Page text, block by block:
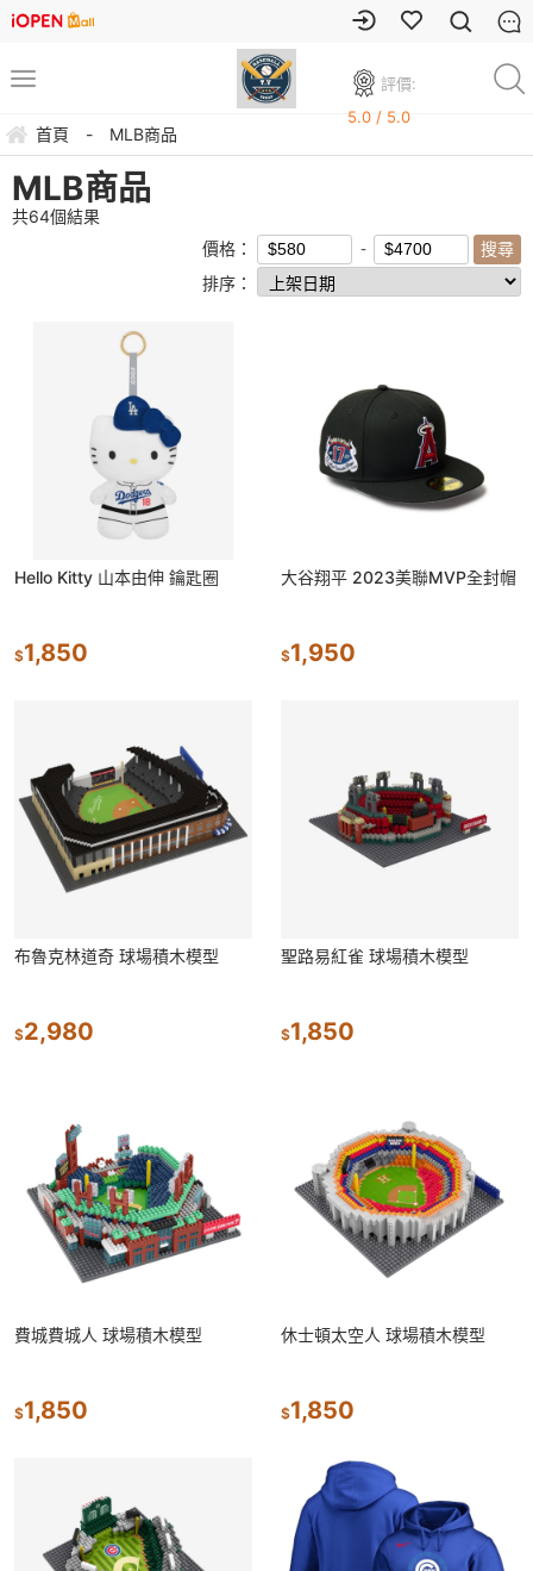
評價:
5.0 / 5.0
首頁 - MLB商品
MLB商品
共64個結果
價格：
排序：
Hello Kitty 山本由伸 鑰匙圈
$1,850
大谷翔平 2023美聯MVP全封帽
$1,950
布魯克林道奇 球場積木模型
$2,980
聖路易紅雀 球場積木模型
$1,850
費城費城人 球場積木模型
$1,850
休士頓太空人 球場積木模型
$1,850